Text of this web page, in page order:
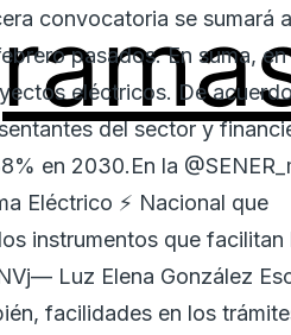
convocatoria se sumará
pasados. En suma, en
eléctricos. De
del sector y
en 2030.En la
Eléctrico ⚡️ Nacional que
instrumentos que facilitan
Luz Elena González
facilidades en los